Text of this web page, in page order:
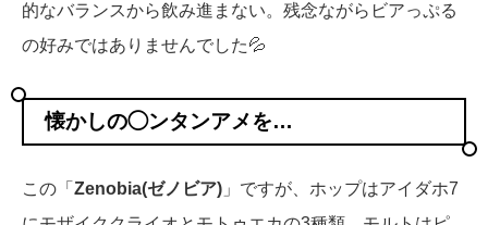
的なバランスから飲み進まない。残念ながらビアっぷる
の好みではありませんでした💦
懐かしの◯ンタンアメを…
この「 Zenobia(ゼノビア) 」ですが、ホップはアイダホ7